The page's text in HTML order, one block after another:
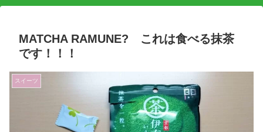
MATCHA RAMUNE? これは食べる抹茶
です！！！
スイーツ